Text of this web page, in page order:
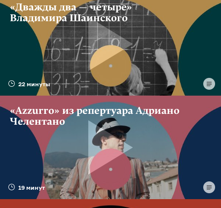
22 минуты
«Дважды два — четыре»
Владимира Шаинского
19 минут
«Azzurro» из репертуара Адриано
Челентано